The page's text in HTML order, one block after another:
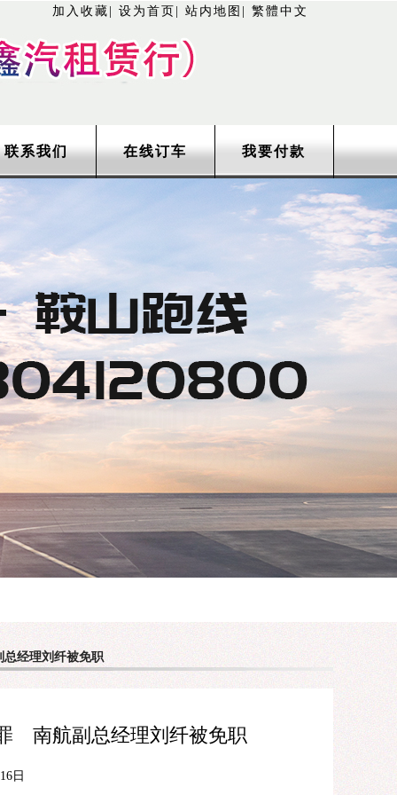
加入收藏 设为首页 站内地图 繁體中文
联系我们 在线订车 我要付款
经理刘纤被免职
南航副总经理刘纤被免职
日